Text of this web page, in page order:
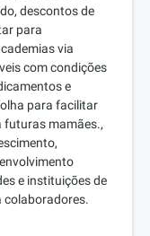
descontos de
para
via
com condições
e
para facilitar
futuras mamães.,
e instituições de
colaboradores.